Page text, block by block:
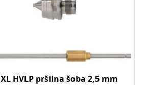
HVLP pršilna šoba 2,5 mm